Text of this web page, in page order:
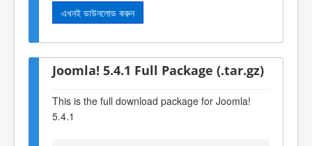
এখনই ডাউনলোড করুন
Joomla! 5.4.1 Full Package (.tar.gz)
This is the full download package for Joomla!
5.4.1